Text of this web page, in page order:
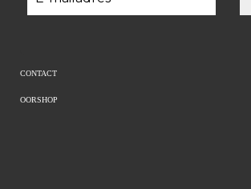
CONTACT
OORSHOP